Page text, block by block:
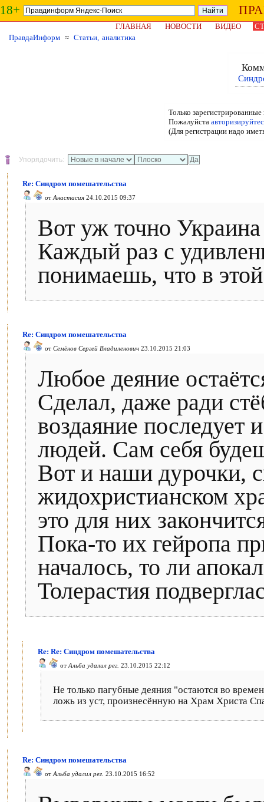
18+
ГЛАВНАЯ НОВОСТИ ВИДЕО
ПравдаИнформ ≈ Статьи, аналитика
Только
Пожалуйста
(Для регистрации надо
Упорядочить:
Re: Синдром помешательства
от Анастасия 24.10.2015 09:37
Вот уж точно
Каждый раз с
понимаешь, что в
Re: Синдром помешательства
от Семёнов Сергей Владиленович 23.10.2015 21:03
Любое деяние
Сделал, даже ради
воздаяние последует
людей. Сам себя
Вот и наши дурочки,
жидохристианском
это для них
Пока-то их гейропа
началось, то ли
Толерастия
Re: Re: Синдром помешательства
от Альба удалил рег. 23.10.2015 22:12
Не только пагубные деяния "остаются во
ложь из уст, произнесённую на Храм Христа
Re: Синдром помешательства
от Альба удалил рег. 23.10.2015 16:52